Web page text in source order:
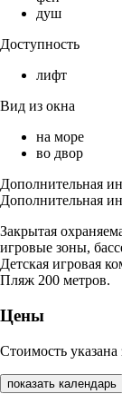
душ
Доступность
лифт
Вид из окна
на море
во двор
Дополнительная
Дополнительная
Закрытая
игровые зоны,
Детская игровая
Пляж 200 метров.
Цены
Стоимость
показать календарь